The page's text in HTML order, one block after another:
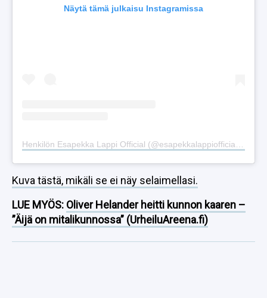
Näytä tämä julkaisu Instagramissa
Kuva tästä, mikäli se ei näy selaimellasi.
LUE MYÖS: Oliver Helander heitti kunnon kaaren –
”Äijä on mitalikunnossa” (UrheiluAreena.fi)